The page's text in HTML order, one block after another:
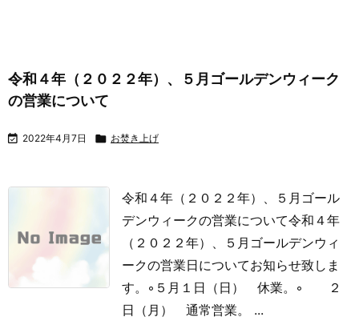
令和４年（２０２２年）、５月ゴールデンウィーク
の営業について
 2022年4月7日  お焚き上げ
令和４年（２０２２年）、５月ゴール
デンウィークの営業について令和４年
（２０２２年）、５月ゴールデンウィ
ークの営業日についてお知らせ致しま
す。 ◦５月１日（日） 休業。 ◦ ２
日（月） 通常営業。 ...